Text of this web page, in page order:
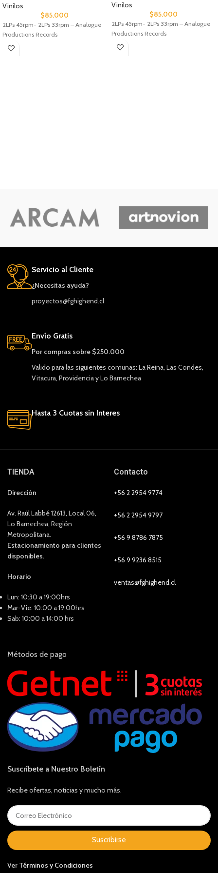
Vinilos
$85.000
2LPs 45rpm- 2LPs 33rpm – Analogue
Productions Records
Vinilos
$85.000
2LPs 45rpm- 2LPs 33rpm – Analogue
Productions Records
Servicio al Cliente
¿Necesitas ayuda?
proyectos@fghighend.cl
Envío Gratis
Por compras sobre $250.000
Valido para las siguientes comunas: La Reina, Las Condes,
Vitacura, Providencia y Lo Barnechea
Hasta 3 Cuotas sin Interes
TIENDA
Dirección
Av. Raúl Labbé 12613, Local 06,
Lo Barnechea, Región
Metropolitana.
Estacionamiento para clientes
disponibles.
Horario
Lun: 10:30 a 19:00hrs
Mar-Vie: 10:00 a 19:00hrs
Sab: 10:00 a 14:00 hrs
Contacto
+56 2 2954 9774
+56 2 2954 9797
+56 9 8786 7875
+56 9 9236 8515
ventas@fghighend.cl
Métodos de pago
Suscríbete a Nuestro Boletín
Recibe ofertas, noticias y mucho más.
Suscribirse
Ver Términos y Condiciones